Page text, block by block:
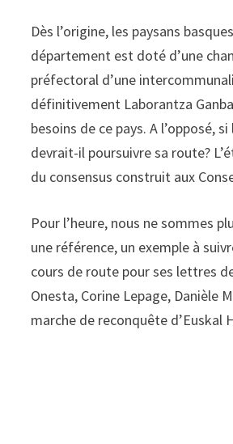
Dès l’origine, les paysans
département est doté d’une
préfectoral d’une
définitivement Laborantza
besoins de ce pays. A l’opposé,
devrait-il poursuivre sa route?
du consensus construit aux
Pour l’heure, nous ne sommes
une référence, un exemple à
cours de route pour ses lettres
Onesta, Corine Lepage, Danièle
marche de reconquête d’Euskal